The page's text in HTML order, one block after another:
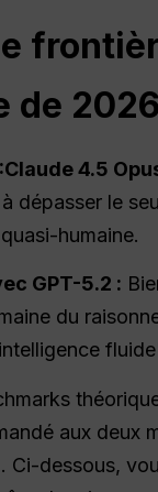
de
Claude 4.5
dépasser le
humaine.
GPT-5.2 :
du
aux deux
Ci-dessous,